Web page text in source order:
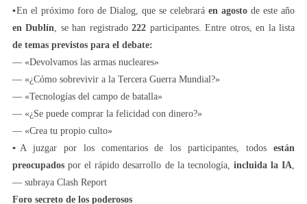
▪️En el próximo foro de Dialog, que se celebrará en agosto de este año
en Dublín, se han registrado222 participantes. Entre otros, en la lista
de temas previstos para el debate:
— «Devolvamos las armas nucleares»
— «¿Cómo sobrevivir a la Tercera Guerra Mundial?»
— «Tecnologías del campo de batalla»
— «¿Se puede comprar la felicidad con dinero?»
— «Crea tu propio culto»
▪️A juzgar por los comentarios de los participantes, todos están
preocupados por el rápido desarrollo de la tecnología, incluida la IA,
— subraya Clash Report
Foro secreto de los poderosos